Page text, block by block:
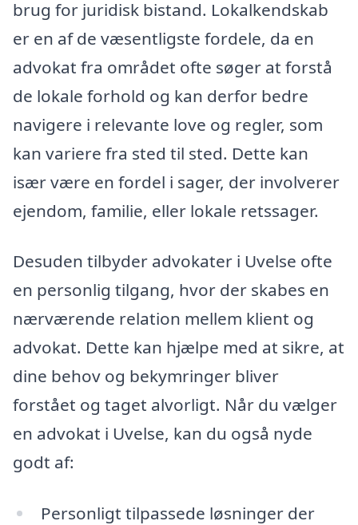
brug for juridisk bistand. Lokalkendskab
er en af de væsentligste fordele, da en
advokat fra området ofte søger at forstå
de lokale forhold og kan derfor bedre
navigere i relevante love og regler, som
kan variere fra sted til sted. Dette kan
især være en fordel i sager, der involverer
ejendom, familie, eller lokale retssager.
Desuden tilbyder advokater i Uvelse ofte
en personlig tilgang, hvor der skabes en
nærværende relation mellem klient og
advokat. Dette kan hjælpe med at sikre, at
dine behov og bekymringer bliver
forstået og taget alvorligt. Når du vælger
en advokat i Uvelse, kan du også nyde
godt af:
Personligt tilpassede løsninger der